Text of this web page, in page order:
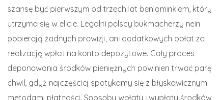
szansę być pierwszym od trzech lat beniaminkiem, który
utrzyma się w elicie. Legalni polscy bukmacherzy nein
pobierają żadnych prowizji, ani dodatkowych opłat za
realizację wpłat na konto depozytowe. Cały proces
deponowania środków pieniężnych powinien trwać parę
chwil, gdyż najczęściej spotykamy się z błyskawicznymi
metodami płatności. Sposoby wpłaty i wypłaty środków